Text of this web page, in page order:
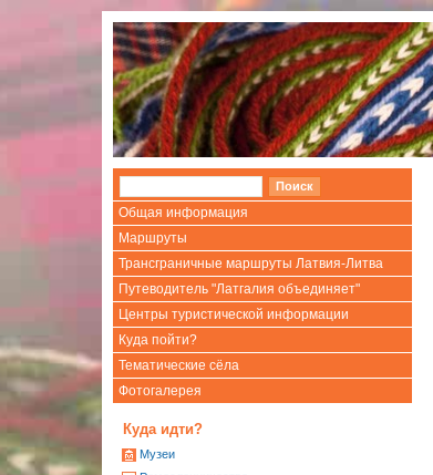
Общая информация
Маршруты
Трансграничные маршруты Латвия-Литва
Путеводитель "Латгалия объединяет"
Центры туристической информации
Куда пойти?
Тематические сёла
Фотогалерея
Куда идти?
Mузеи